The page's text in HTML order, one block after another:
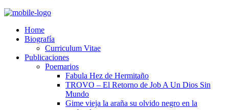
Home
Biografía
Curriculum Vitae​
Publicaciones
Poemarios
Fabula Hez de Hermitaño
TROVO – El Retorno de Job A Un Dios Sin
Mundo
Gime vieja la araña su olvido negro en la